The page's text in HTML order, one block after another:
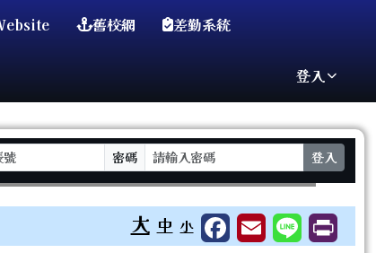
舊校網 差勤系統
登入
密碼 登入
⏸
大 中 小